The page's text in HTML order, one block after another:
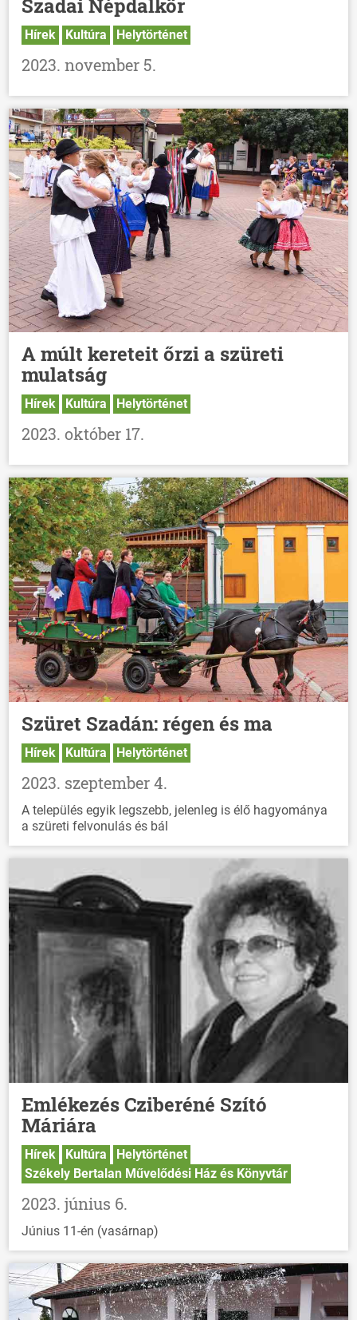
Szadai Népdalkör
Hírek Kultúra Helytörténet
2023. november 5.
A múlt kereteit őrzi a szüreti
mulatság
Hírek Kultúra Helytörténet
2023. október 17.
Szüret Szadán: régen és ma
Hírek Kultúra Helytörténet
2023. szeptember 4.
A település egyik legszebb, jelenleg is élő hagyománya
a szüreti felvonulás és bál
Emlékezés Cziberéné Szító
Máriára
Hírek Kultúra
Helytörténet
Székely Bertalan Művelődési Ház és Könyvtár
2023. június 6.
Június 11-én (vasárnap)